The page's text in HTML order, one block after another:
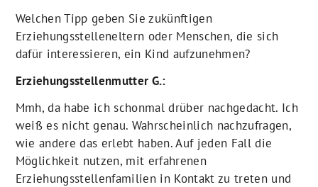
Welchen Tipp geben Sie zukünftigen
Erziehungsstelleneltern oder Menschen, die sich
dafür interessieren, ein Kind aufzunehmen?
Erziehungsstellenmutter G.:
Mmh, da habe ich schonmal drüber nachgedacht. Ich
weiß es nicht genau. Wahrscheinlich nachzufragen,
wie andere das erlebt haben. Auf jeden Fall die
Möglichkeit nutzen, mit erfahrenen
Erziehungsstellenfamilien in Kontakt zu treten und